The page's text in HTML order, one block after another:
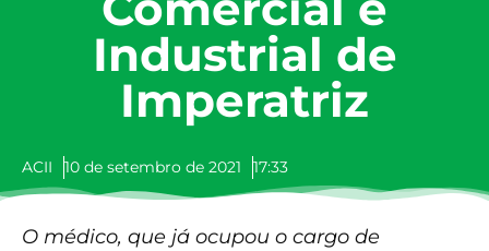
Industrial de
Imperatriz
ACII 10 de setembro de 2021 17:33
O médico, que já ocupou o cargo de